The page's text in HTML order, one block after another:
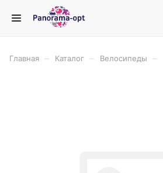
Главная Каталог Велосипеды